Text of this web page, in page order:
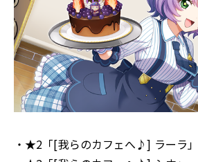
・★2「[我らのカフェへ♪] ラーラ」